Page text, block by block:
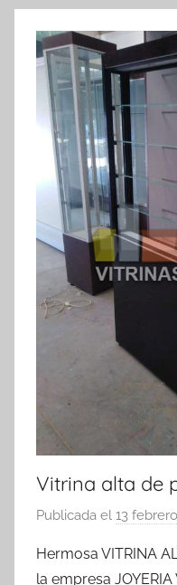
Vitrina alta de
Publicada el 13
Hermosa VITRINA
la empresa